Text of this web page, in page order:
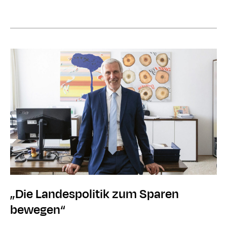
„Die Landespolitik zum Sparen
bewegen“